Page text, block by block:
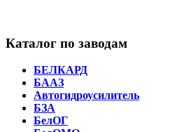
Каталог по заводам
БЕЛКАРД
БААЗ
Автогидроусилитель
БЗА
БелОГ